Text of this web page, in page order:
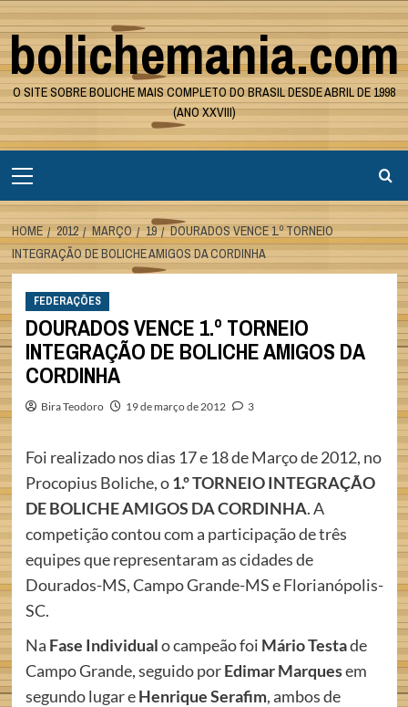
Skip
to
content
bolichemania.com
O SITE SOBRE BOLICHE MAIS COMPLETO DO BRASIL DESDE ABRIL DE 1998
(ANO XXVIII)
Menu
HOME 2012 MARÇO 19
DOURADOS VENCE 1.º TORNEIO
INTEGRAÇÃO DE BOLICHE AMIGOS DA CORDINHA
FEDERAÇÕES
DOURADOS VENCE 1.º TORNEIO
INTEGRAÇÃO DE BOLICHE AMIGOS DA
CORDINHA
Bira Teodoro 19 de março de 2012 3
Foi realizado nos dias 17 e 18 de Março de 2012, no
Procopius Boliche, o1.º TORNEIO INTEGRAÇÃO
DE BOLICHE AMIGOS DA CORDINHA. A
competição contou com a participação de três
equipes que representaram as cidades de
Dourados-MS, Campo Grande-MS e Florianópolis-
SC.
Na Fase Individualo campeão foi Mário Testade
Campo Grande, seguido porEdimar Marquesem
segundo lugar eHenrique Serafim, ambos de